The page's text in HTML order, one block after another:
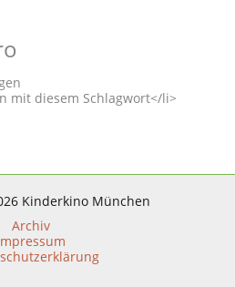
mit diesem Schlagwort</li>
Kinderkino München
Archiv